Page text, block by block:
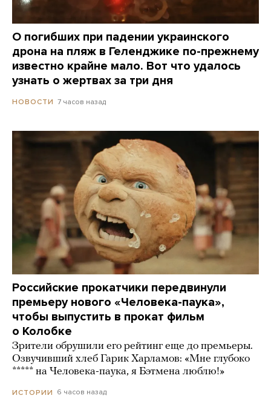
О погибших при падении украинского
дрона на пляж в Геленджике по-прежнему
известно крайне мало. Вот что удалось
узнать о жертвах за три дня
НОВОСТИ 7 часов назад
Российские прокатчики передвинули
премьеру нового «Человека-паука»,
чтобы выпустить в прокат фильм
о Колобке
Зрители обрушили его рейтинг еще до премьеры.
Озвучивший хлеб Гарик Харламов: «Мне глубоко
***** на Человека-паука, я Бэтмена люблю!»
ИСТОРИИ 6 часов назад